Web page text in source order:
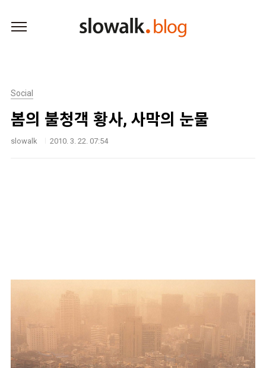
Social
봄의 불청객 황사, 사막의 눈물
slowalk 2010. 3. 22. 07:54